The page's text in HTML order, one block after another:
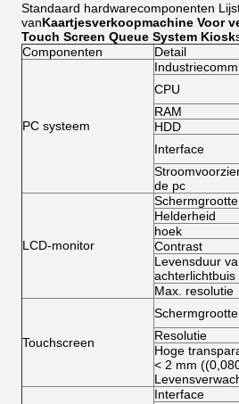
Standaard hardwarecomponenten
vanKaartjesverkoopmachine Voor
Touch Screen Queue System Kiosk
Componenten
Detail
PC systeem
CPU
RAM
HDD
Interface
de pc
LCD-monitor
Schermgrootte
Helderheid
hoek
Contrast
Levensduur
achterlichtbuis
Max. resolutie
Touchscreen
Schermgrootte
Resolutie
Hoge
< 2 mm
Interface